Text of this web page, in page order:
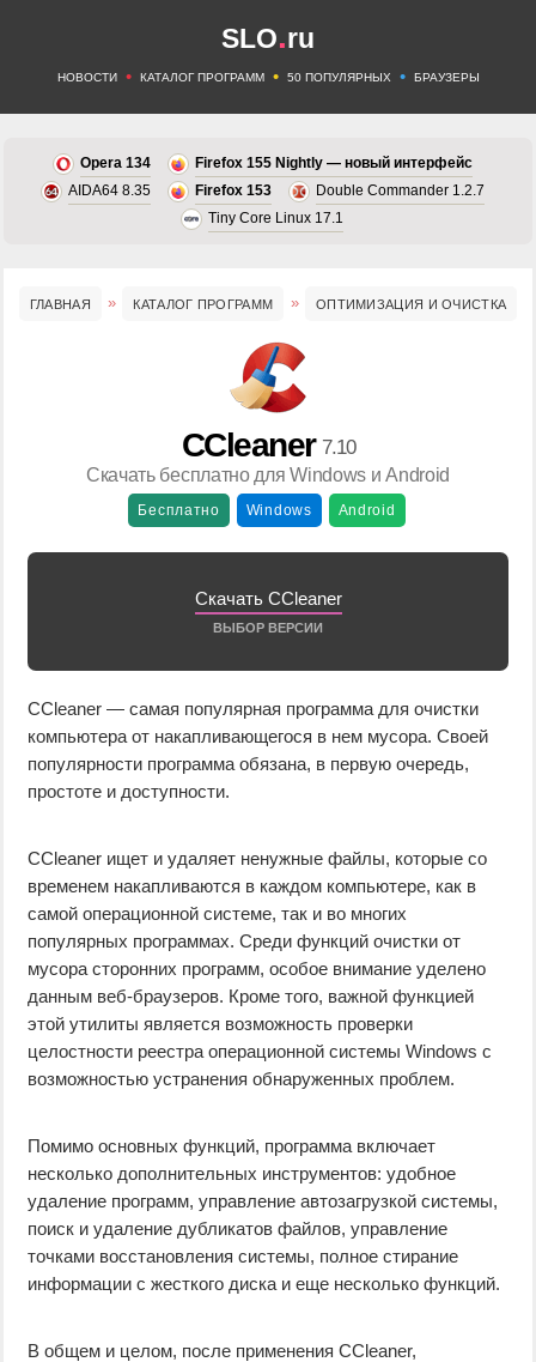
SLO.ru
НОВОСТИ • КАТАЛОГ ПРОГРАММ • 50 ПОПУЛЯРНЫХ • БРАУЗЕРЫ
Opera 134
Firefox 155 Nightly — новый интерфейс
AIDA64 8.35
Firefox 153
Double Commander 1.2.7
Tiny Core Linux 17.1
ГЛАВНАЯ КАТАЛОГ ПРОГРАММ ОПТИМИЗАЦИЯ И ОЧИСТКА
CCleaner 7.10
Скачать бесплатно для Windows и Android
Бесплатно Windows Android
Скачать CCleaner
ВЫБОР ВЕРСИИ
CCleaner — самая популярная программа для очистки
компьютера от накапливающегося в нем мусора. Своей
популярности программа обязана, в первую очередь,
простоте и доступности.
CCleaner ищет и удаляет ненужные файлы, которые со
временем накапливаются в каждом компьютере, как в
самой операционной системе, так и во многих
популярных программах. Среди функций очистки от
мусора сторонних программ, особое внимание уделено
данным веб-браузеров. Кроме того, важной функцией
этой утилиты является возможность проверки
целостности реестра операционной системы Windows с
возможностью устранения обнаруженных проблем.
Помимо основных функций, программа включает
несколько дополнительных инструментов: удобное
удаление программ, управление автозагрузкой системы,
поиск и удаление дубликатов файлов, управление
точками восстановления системы, полное стирание
информации с жесткого диска и еще несколько функций.
В общем и целом, после применения CCleaner,